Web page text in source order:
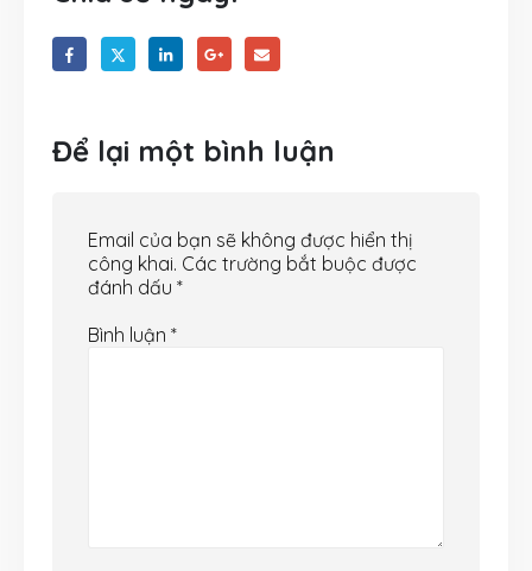
Để lại một bình luận
Email của bạn sẽ không được hiển thị
công khai. Các trường bắt buộc được
đánh dấu *
Bình luận *